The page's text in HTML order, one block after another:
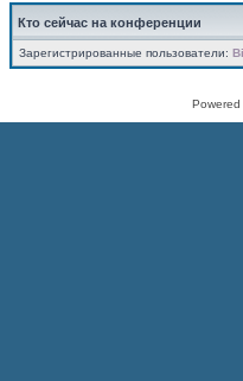
Кто сейчас на конференции
Зарегистрированные пользователи: